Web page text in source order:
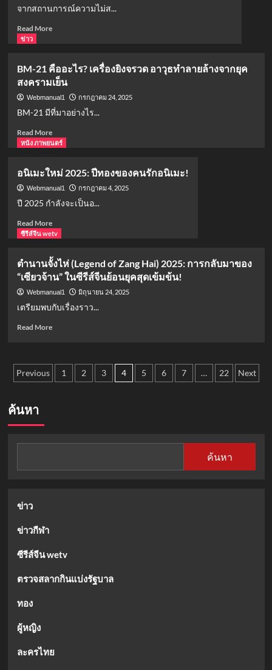
เกาหลี
ที่
พลาด!
เลิฟ
ซีน
สุด
แซ่บ
เข้ม
ข้น
ทศวรรษ
จากสถานการณ์ความไม่ส...
Read MoreRead
ธนาคาร
ไทย
ปิด
สาขา
ชายแดน
กัมพูชา
35
ข่าว
BM-21 คืออะไร? เครื่องยิงจรวด อาวุธทำลายล้างจากยุค
สงครามเย็น
Webmanual1 กรกฎาคม 24, 2025
BM-21 มีที่มาอย่างไร...
Read MoreRead
more
21
คือ
อะไร?
ยิง
จรวด
ทำลาย
ล้าง
จาก
ยุค
สงคราม
หนัง ภาพยนตร์
อนิเมะใหม่ 2025: ปีทองของคนรักอนิเมะ!
Webmanual1 กรกฎาคม 4, 2025
ปี 2025 กำลังจะเป็นอ...
Read MoreRead
more
อ
นิ
เมะ
ใหม่
2025:
ทอง
นิ
ซีรีส์จีน wetv
ตำนานจั้งไห่ (Legend of Zang Hai) 2025: การกลับมาของ
“เซียวจ้าน” ในซีรีส์จีนย้อนยุคสุดเข้มข้น!
Webmanual1 มิถุนายน 24, 2025
เตรียมพบกับเรื่องราว...
Read MoreRead
ไห่
2025:
จีน
ยุค
Posts
Previous 1 2 3 4 5 6 7 … 22 Next
ค้นหา
ค้นหา
ข่าว
ข่าวกีฬา
ซีรีส์จีน wetv
ตรวจสลากกินแบ่งรัฐบาล
ทอง
ผู้หญิง
ละครไทย